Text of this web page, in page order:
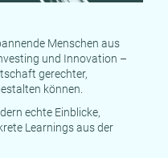
Menschen aus
und Innovation –
gerechter,
können.
echte Einblicke,
Learnings aus der